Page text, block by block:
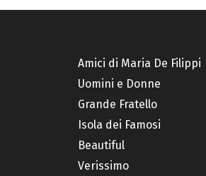
Amici di Maria De Filippi
Uomini e Donne
Grande Fratello
Isola dei Famosi
Beautiful
Verissimo